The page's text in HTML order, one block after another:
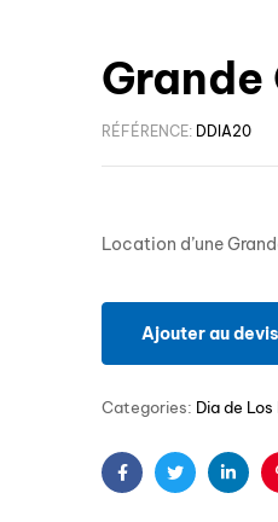
RÉFÉRENCE: DDIA20
Location d’une
Ajouter au devis
Categories: Dia de
FacebookTwitter